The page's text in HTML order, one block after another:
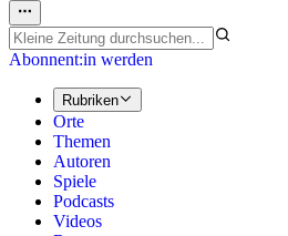
Abonnent:in werden
Rubriken
Orte
Themen
Autoren
Spiele
Podcasts
Videos